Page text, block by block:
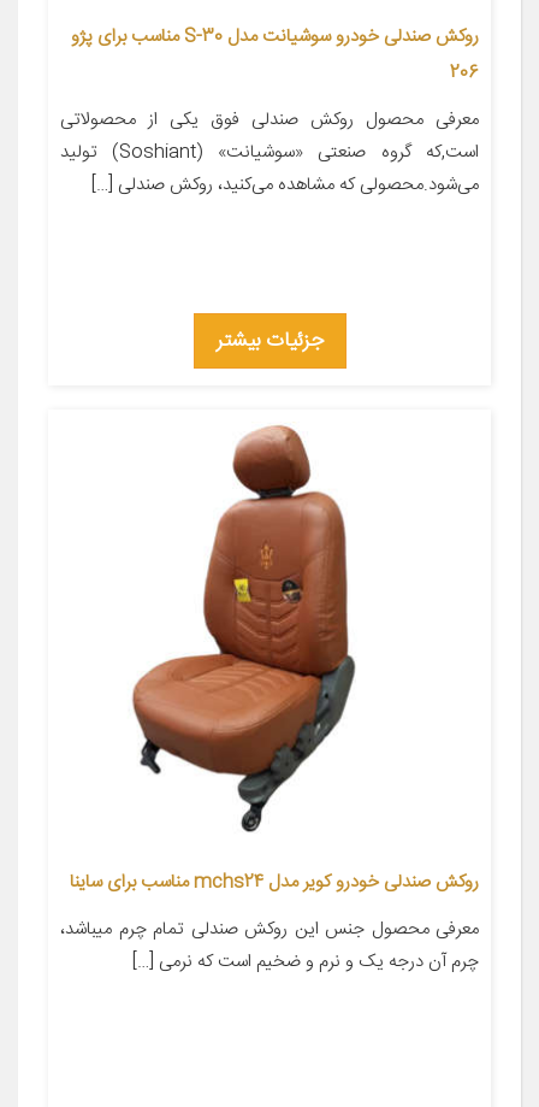
روکش صندلی خودرو سوشیانت مدل S-30 مناسب برای پژو
206
معرفی محصول روکش صندلی فوق یکی از محصولاتی
است,که گروه صنعتی «سوشیانت» (Soshiant) تولید
می‌شود.محصولی که مشاهده می‌کنید، روکش صندلی […]
جزئیات بیشتر
روکش صندلی خودرو کویر مدل mchs24 مناسب برای ساینا
معرفی محصول جنس این روکش صندلی تمام چرم میباشد،
چرم آن درجه یک و نرم و ضخیم است که نرمی […]